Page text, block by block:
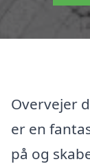
Overvejer
er en
på og